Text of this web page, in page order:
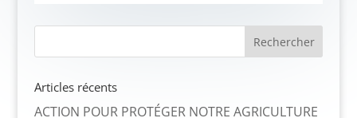
Articles récents
ACTION POUR PROTÉGER NOTRE AGRICULTURE